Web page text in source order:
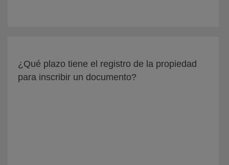
¿Qué plazo tiene el registro de la propiedad
para inscribir un documento?